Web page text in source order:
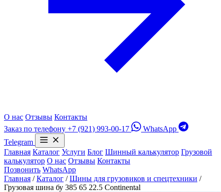
О нас Отзывы Контакты
Заказ по телефону +7 (921) 993-00-17
WhatsApp
Telegram
Главная Каталог Услуги Блог Шинный калькулятор Грузовой
калькулятор О нас Отзывы Контакты
Позвонить WhatsApp
Главная / Каталог / Шины для грузовиков и спецтехники /
Грузовая шина бу 385 65 22.5 Continental